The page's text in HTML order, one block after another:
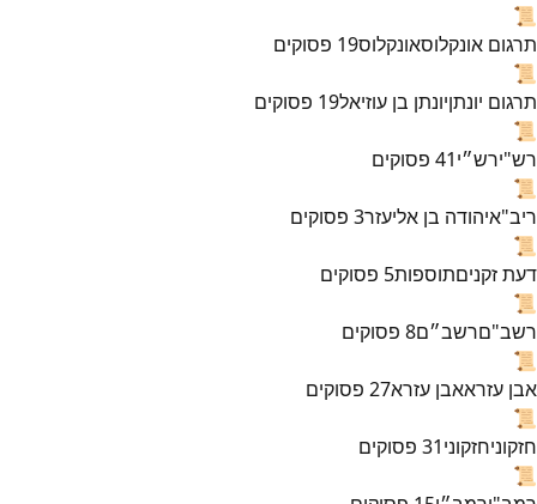
📜
תרגום אונקלוסאונקלוס19 פסוקים
📜
תרגום יונתןיונתן בן עוזיאל19 פסוקים
📜
רש"ירש״י41 פסוקים
📜
ריב"איהודה בן אליעזר3 פסוקים
📜
דעת זקניםתוספות5 פסוקים
📜
רשב"םרשב״ם8 פסוקים
📜
אבן עזראאבן עזרא27 פסוקים
📜
חזקוניחזקוני31 פסוקים
📜